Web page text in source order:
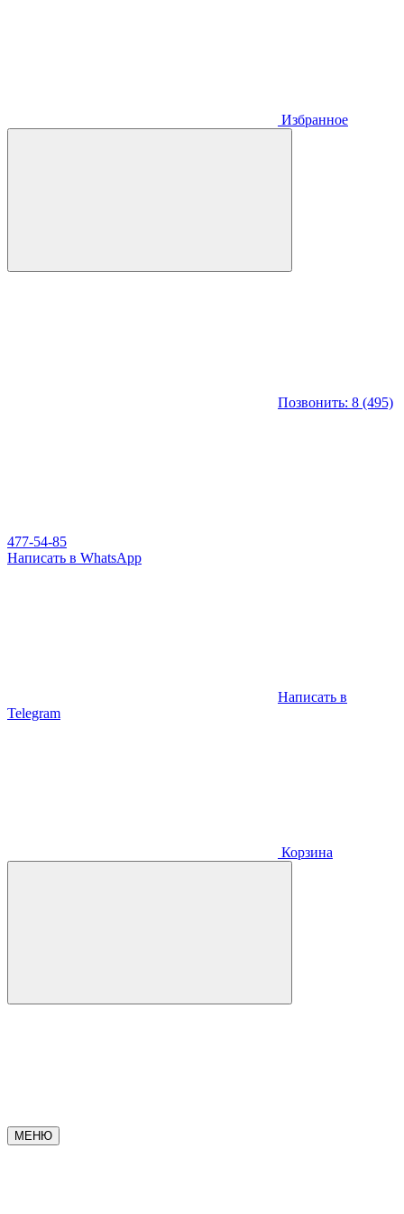
Избранное
Позвонить: 8 (495)
477-54-85
Написать в WhatsApp
Написать в
Telegram
Корзина
МЕНЮ